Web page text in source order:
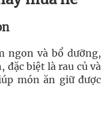
ngon và bổ dưỡng,
đặc biệt là rau củ và
món ăn giữ được